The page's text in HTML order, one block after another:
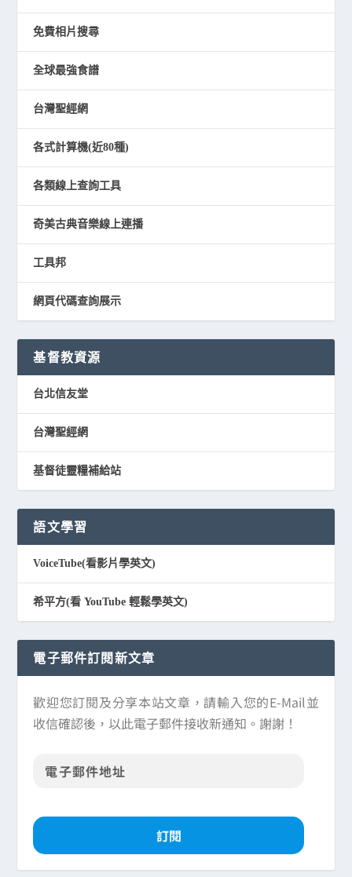
免費相片搜尋
全球最強食譜
台灣聖經網
各式計算機(近80種)
各類線上查詢工具
奇美古典音樂線上連播
工具邦
網頁代碼查詢展示
基督教資源
台北信友堂
台灣聖經網
基督徒靈糧補給站
語文學習
VoiceTube(看影片學英文)
希平方(看 YouTube 輕鬆學英文)
電子郵件訂閱新文章
歡迎您訂閱及分享本站文章，請輸入您的E-Mail並
收信確認後，以此電子郵件接收新通知。謝謝！
訂閱